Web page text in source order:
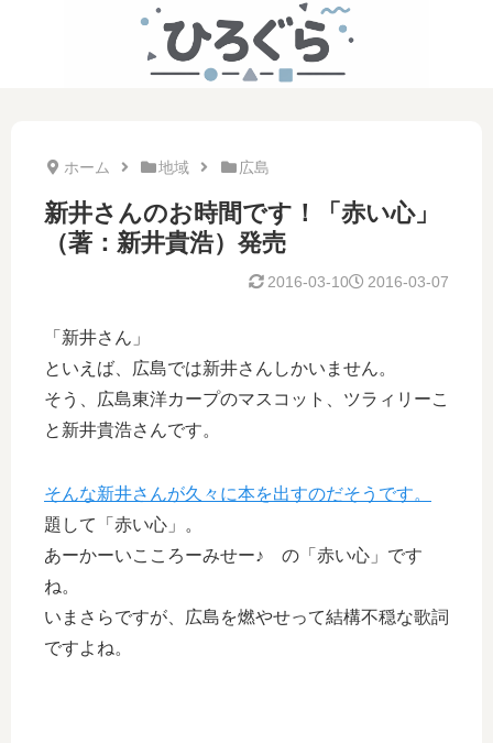
ホーム 地域 広島
新井さんのお時間です！「赤い心」
（著：新井貴浩）発売
2016-03-07
2016-03-10
「新井さん」
といえば、広島では新井さんしかいません。
そう、広島東洋カープのマスコット、ツラィリーこ
と新井貴浩さんです。
そんな新井さんが久々に本を出すのだそうです。
題して「赤い心」。
あーかーいこころーみせー♪ の「赤い心」です
ね。
いまさらですが、広島を燃やせって結構不穏な歌詞
ですよね。